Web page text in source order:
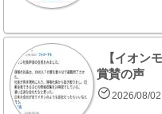
【イオン
賞賛の声
2026/08/